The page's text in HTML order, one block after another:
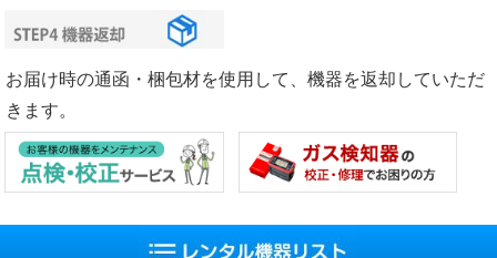
お届け時の通函・梱包材を使用して、機器を返却していただ
きます。